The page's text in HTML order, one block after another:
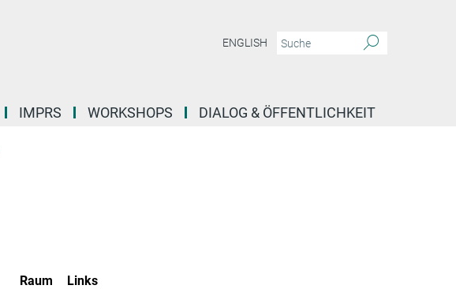
ENGLISH
IMPRS WORKSHOPS DIALOG & ÖFFENTLICHKEIT
Raum
Links